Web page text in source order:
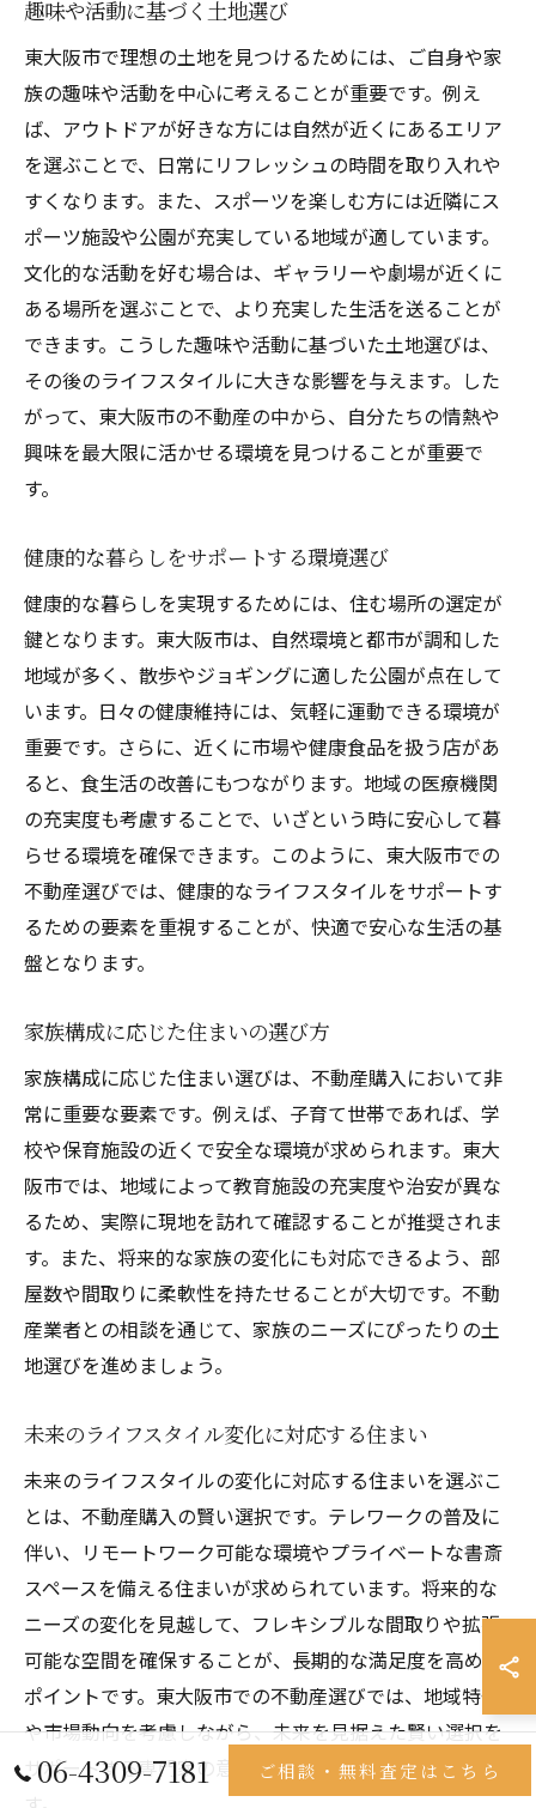
趣味や活動に基づく土地選び
東大阪市で理想の土地を見つけるためには、ご自身や家
族の趣味や活動を中心に考えることが重要です。例え
ば、アウトドアが好きな方には自然が近くにあるエリア
を選ぶことで、日常にリフレッシュの時間を取り入れや
すくなります。また、スポーツを楽しむ方には近隣にス
ポーツ施設や公園が充実している地域が適しています。
文化的な活動を好む場合は、ギャラリーや劇場が近くに
ある場所を選ぶことで、より充実した生活を送ることが
できます。こうした趣味や活動に基づいた土地選びは、
その後のライフスタイルに大きな影響を与えます。した
がって、東大阪市の不動産の中から、自分たちの情熱や
興味を最大限に活かせる環境を見つけることが重要で
す。
健康的な暮らしをサポートする環境選び
健康的な暮らしを実現するためには、住む場所の選定が
鍵となります。東大阪市は、自然環境と都市が調和した
地域が多く、散歩やジョギングに適した公園が点在して
います。日々の健康維持には、気軽に運動できる環境が
重要です。さらに、近くに市場や健康食品を扱う店があ
ると、食生活の改善にもつながります。地域の医療機関
の充実度も考慮することで、いざという時に安心して暮
らせる環境を確保できます。このように、東大阪市での
不動産選びでは、健康的なライフスタイルをサポートす
るための要素を重視することが、快適で安心な生活の基
盤となります。
家族構成に応じた住まいの選び方
家族構成に応じた住まい選びは、不動産購入において非
常に重要な要素です。例えば、子育て世帯であれば、学
校や保育施設の近くで安全な環境が求められます。東大
阪市では、地域によって教育施設の充実度や治安が異な
るため、実際に現地を訪れて確認することが推奨されま
す。また、将来的な家族の変化にも対応できるよう、部
屋数や間取りに柔軟性を持たせることが大切です。不動
産業者との相談を通じて、家族のニーズにぴったりの土
地選びを進めましょう。
未来のライフスタイル変化に対応する住まい
未来のライフスタイルの変化に対応する住まいを選ぶこ
とは、不動産購入の賢い選択です。テレワークの普及に
伴い、リモートワーク可能な環境やプライベートな書斎
スペースを備える住まいが求められています。将来的な
ニーズの変化を見越して、フレキシブルな間取りや拡張
可能な空間を確保することが、長期的な満足度を高める
ポイントです。東大阪市での不動産選びでは、地域特性
や市場動向を考慮しながら、未来を見据えた賢い選択を
サポートする専門家の意見を取り入れることが有効で
06-4309-7181 ご相談・無料査定はこちら